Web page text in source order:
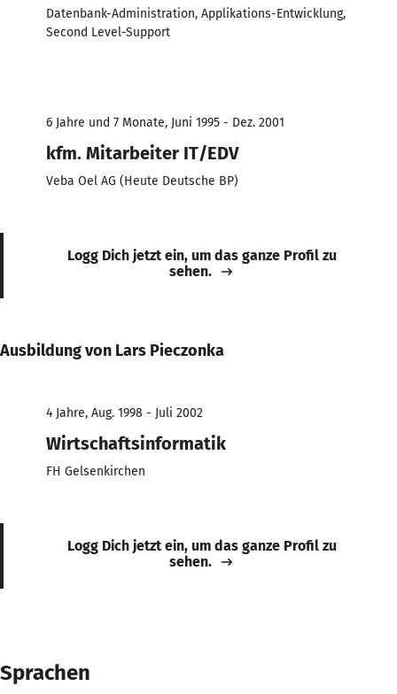
Datenbank-Administration, Applikations-Entwicklung,
Second Level-Support
6 Jahre und 7 Monate, Juni 1995 - Dez. 2001
kfm. Mitarbeiter IT/EDV
Veba Oel AG (Heute Deutsche BP)
Logg Dich jetzt ein, um das ganze Profil zu
sehen.
Ausbildung von Lars Pieczonka
4 Jahre, Aug. 1998 - Juli 2002
Wirtschaftsinformatik
FH Gelsenkirchen
Logg Dich jetzt ein, um das ganze Profil zu
sehen.
Sprachen